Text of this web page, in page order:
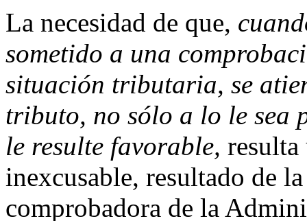
La necesidad de que,
sometido a una
situación tributaria, se
tributo, no sólo a lo le sea
le resulte favorable, resulta
inexcusable, resultado de
comprobadora de la